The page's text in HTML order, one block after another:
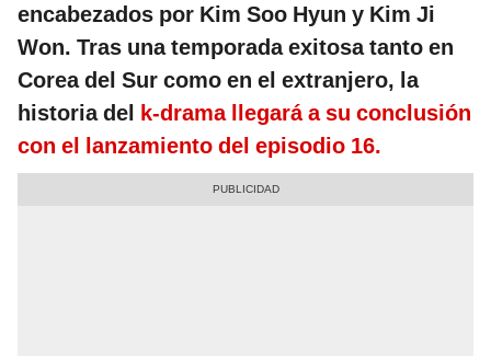
encabezados por Kim Soo Hyun y Kim Ji
Won. Tras una temporada exitosa tanto en
Corea del Sur como en el extranjero, la
historia del k-drama llegará a su conclusión
con el lanzamiento del episodio 16.